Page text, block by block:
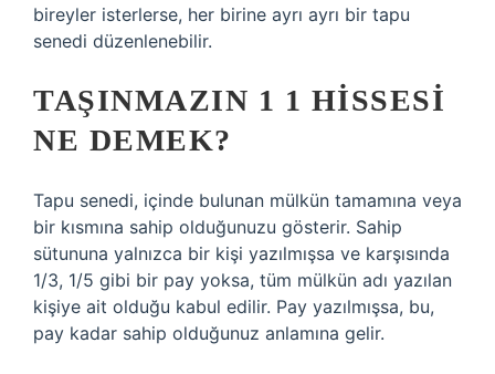
bireyler isterlerse, her birine ayrı ayrı bir tapu
senedi düzenlenebilir.
TAŞINMAZIN 1 1 HISSESI
NE DEMEK?
Tapu senedi, içinde bulunan mülkün tamamına veya
bir kısmına sahip olduğunuzu gösterir. Sahip
sütununa yalnızca bir kişi yazılmışsa ve karşısında
1/3, 1/5 gibi bir pay yoksa, tüm mülkün adı yazılan
kişiye ait olduğu kabul edilir. Pay yazılmışsa, bu,
pay kadar sahip olduğunuz anlamına gelir.